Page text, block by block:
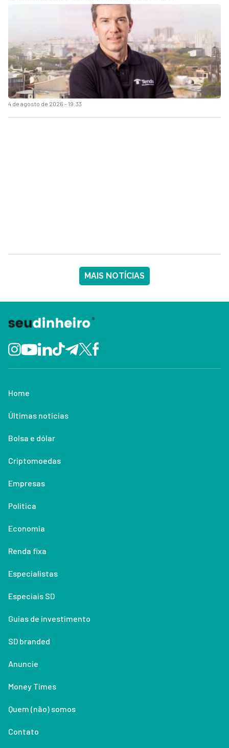
4 de agosto de 2026 - 19:33
MAIS NOTÍCIAS
Home
Últimas notícias
Bolsa e dólar
Criptomoedas
Empresas
Política
Economia
Renda fixa
Especialistas
Especiais SD
Guias de investimento
SD branded
Anuncie
Money Times
Quem (não) somos
Contato